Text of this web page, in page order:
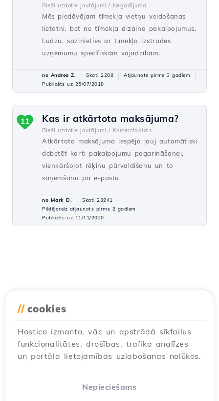
Bieži uzdotie jautājumi / Negadījuma
Mēs piedāvājam tīmekļa vietņu veidošanas
lietotni, bet ne tīmekļa dizaina pakalpojumus.
Lūdzu, sazinieties ar tīmekļa izstrādes
uzņēmumu specifiskām vajadzībām.
no Andrea Z. Skati 2208
Atjaunots pirms 3 gadiem
Publicēts uz 25/07/2018
Kas ir atkārtota maksājuma?
Bieži uzdotie jautājumi / Komerciaalais
Atkārtota maksājuma iespēja ļauj automātiski
debetēt karti pakalpojumu pagarināšanai,
vienkāršojot rēķinu pārvaldīšanu un to
saņemšanu pa e-pastu.
11
no Mark D.
Skati 23241
Pēdējoreiz atjaunots pirms 2 gadiem
Publicēts uz 11/11/2020
// cookies
Hostico izmanto, vāc un apstrādā sīkfailus
funkcionalitātes, drošības, trafika analīzes
un portāla lietojamības uzlabošanas nolūkos.
Nepieciešams